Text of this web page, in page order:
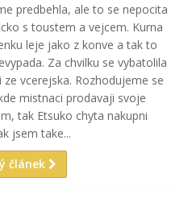
predbehla, ale to se nepocita
s toustem a vejcem. Kurna
leje jako z konve a tak to
Za chvilku se vybatolila
vcerejska. Rozhodujeme se
mistnaci prodavaji svoje
tak Etsuko chyta nakupni
jsem take...
článek